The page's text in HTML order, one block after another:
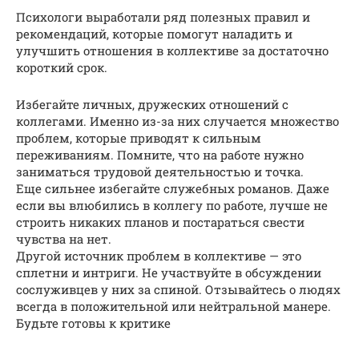
Психологи выработали ряд полезных правил и
рекомендаций, которые помогут наладить и
улучшить отношения в коллективе за достаточно
короткий срок.
Избегайте личных, дружеских отношений с
коллегами. Именно из-за них случается множество
проблем, которые приводят к сильным
переживаниям. Помните, что на работе нужно
заниматься трудовой деятельностью и точка.
Еще сильнее избегайте служебных романов. Даже
если вы влюбились в коллегу по работе, лучше не
строить никаких планов и постараться свести
чувства на нет.
Другой источник проблем в коллективе — это
сплетни и интриги. Не участвуйте в обсуждении
сослуживцев у них за спиной. Отзывайтесь о людях
всегда в положительной или нейтральной манере.
Будьте готовы к критике